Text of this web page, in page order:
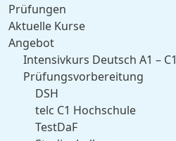
Prüfungen
Aktuelle Kurse
Angebot
Intensivkurs Deutsch A1 – C1
Prüfungsvorbereitung
DSH
telc C1 Hochschule
TestDaF